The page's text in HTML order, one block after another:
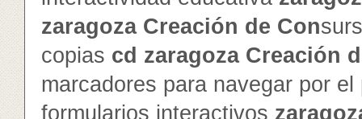
zaragoza Creación de Con
copias cd zaragoza Creación
marcadores para navegar por
formularios interactivos